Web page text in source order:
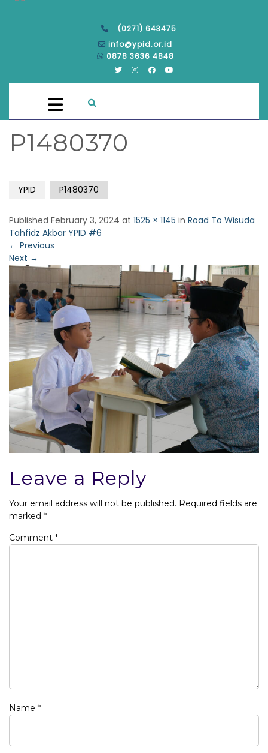
(0271) 643475
info@ypid.or.id
0878 3636 4848
P1480370
YPID P1480370
Published February 3, 2024 at 1525 × 1145 in Road To Wisuda
Tahfidz Akbar YPID #6
← Previous
Next →
Leave a Reply
Your email address will not be published. Required fields are
marked *
Comment *
Name *